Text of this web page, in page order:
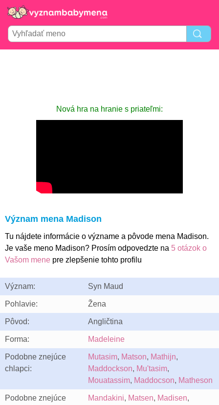
Nová hra na hranie s priateľmi:
Význam mena Madison
Tu nájdete informácie o význame a pôvode mena Madison.
Je vaše meno Madison? Prosím odpovedzte na 5 otázok o
Vašom mene pre zlepšenie tohto profilu
Význam: Syn Maud
Pohlavie: Žena
Pôvod: Angličtina
Forma: Madeleine
Podobne znejúce
chlapci:
Mutasim, Matson, Mathijn,
Maddockson, Mu'tasim,
Mouatassim, Maddocson, Matheson
Podobne znejúce
Mandakini, Matsen, Madisen,